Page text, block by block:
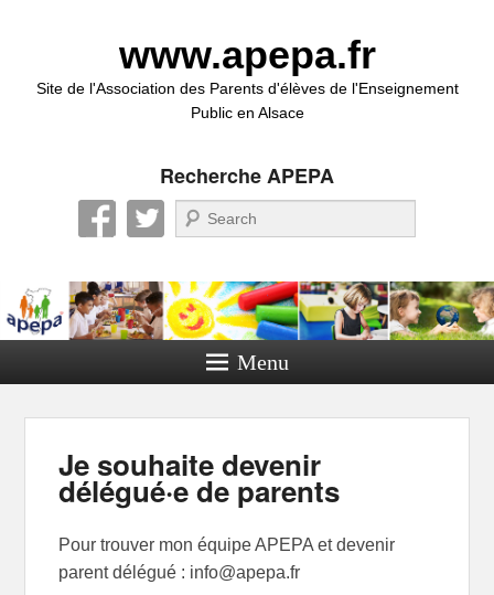
www.apepa.fr
Site de l'Association des Parents d'élèves de l'Enseignement
Public en Alsace
Recherche APEPA
Recherche
Menu
Je souhaite devenir
délégué·e de parents
Pour trouver mon équipe APEPA et devenir
parent délégué : info@apepa.fr